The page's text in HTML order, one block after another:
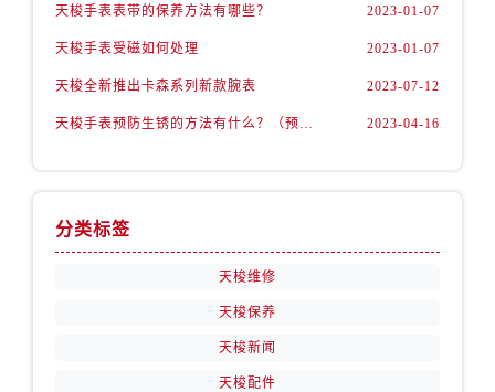
江苏省泰州市海陵区永定东路399号置地商务中心东塔（华润万象城）17层1706室售后服务中心（需提前预约）
江苏省盐城市盐都区世纪大道5号盐城金融城写字楼1号楼16层1604室售后服务中心（需提前预约）
天梭手表表带的保养方法有哪些？ 2023-01-07
天梭手表受磁如何处理 2023-01-07
天梭全新推出卡森系列新款腕表 2023-07-12
天梭手表预防生锈的方法有什么？（预防方法） 2023-04-16
分类标签
天梭维修
天梭保养
天梭新闻
天梭配件